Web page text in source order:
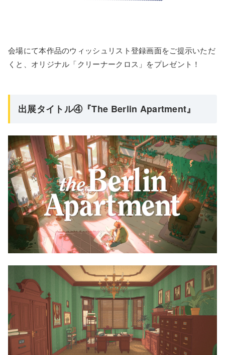
会場にて本作品のウィッシュリスト登録画面をご提示いただ
くと、オリジナル「クリーナークロス」をプレゼント！
出展タイトル④『The Berlin Apartment』